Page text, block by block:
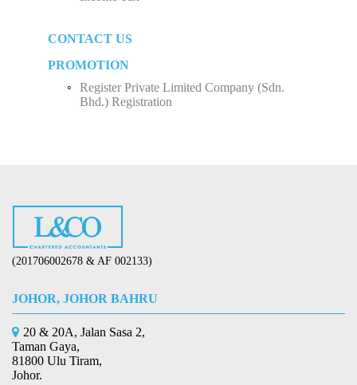
How to Start Up a Business in Malaysia？
CONTACT US
PROMOTION
Register Private Limited Company (Sdn.
Bhd.) Registration
(201706002678 & AF 002133)
JOHOR, JOHOR BAHRU
20 & 20A, Jalan Sasa 2,
Taman Gaya,
81800 Ulu Tiram,
Johor.